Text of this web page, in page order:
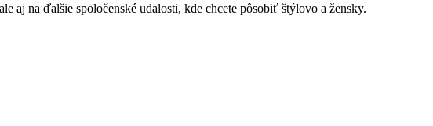
aj na ďalšie spoločenské udalosti, kde chcete pôsobiť štýlovo a žensky.